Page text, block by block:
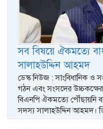
সব বিষয়ে ঐকমত্যে
সালাহউদ্দিন আহমদ
ডেস্ক নিউজ : সাংবিধানিক ও
গঠন এবং সংসদের উচ্চকক্ষের
বিএনপি ঐকমত্যে পৌঁছায়নি
সদস্য সালাহউদ্দিন আহমদ।